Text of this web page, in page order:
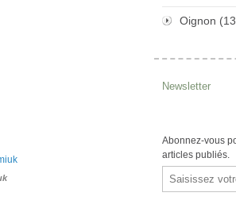
Oignon
Newsletter
Abonnez-vous
articles publiés.
Email